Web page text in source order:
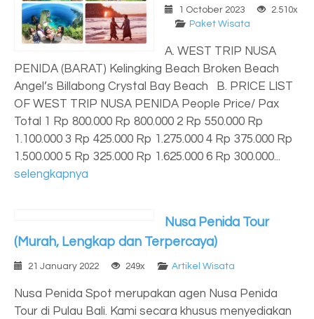
1 October 2023
2.510x
Paket Wisata
A. WEST TRIP NUSA
PENIDA (BARAT) Kelingking Beach Broken Beach
Angel’s Billabong Crystal Bay Beach B. PRICE LIST
OF WEST TRIP NUSA PENIDA People Price/ Pax
Total 1 Rp 800.000 Rp 800.000 2 Rp 550.000 Rp
1.100.000 3 Rp 425.000 Rp 1.275.000 4 Rp 375.000 Rp
1.500.000 5 Rp 325.000 Rp 1.625.000 6 Rp 300.000...
selengkapnya
Nusa Penida Tour
(Murah, Lengkap dan Terpercaya)
21 January 2022 249x Artikel Wisata
Nusa Penida Spot merupakan agen Nusa Penida
Tour di Pulau Bali. Kami secara khusus menyediakan